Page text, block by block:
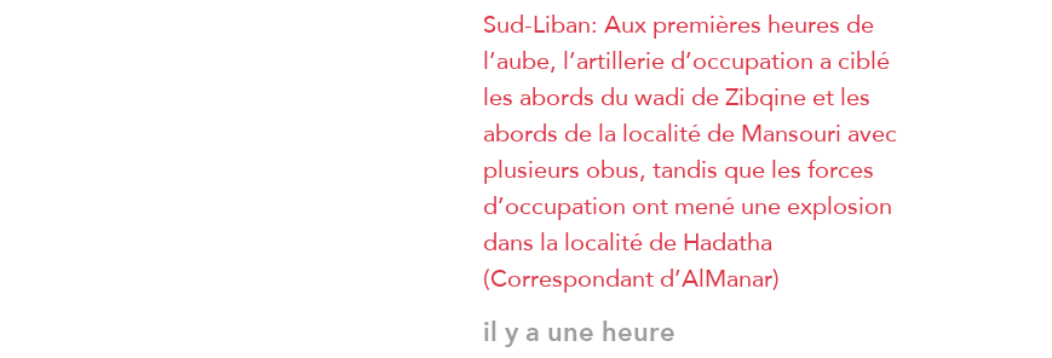
Sud-Liban: Aux premières heures de
l’aube, l’artillerie d’occupation a ciblé
les abords du wadi de Zibqine et les
abords de la localité de Mansouri avec
plusieurs obus, tandis que les forces
d’occupation ont mené une explosion
dans la localité de Hadatha
(Correspondant d’AlManar)
il y a une heure